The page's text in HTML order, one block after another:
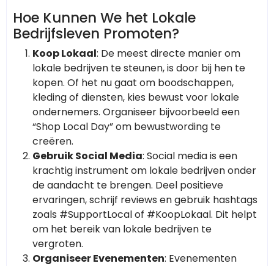
Hoe Kunnen We het Lokale
Bedrijfsleven Promoten?
Koop Lokaal: De meest directe manier om
lokale bedrijven te steunen, is door bij hen te
kopen. Of het nu gaat om boodschappen,
kleding of diensten, kies bewust voor lokale
ondernemers. Organiseer bijvoorbeeld een
“Shop Local Day” om bewustwording te
creëren.
Gebruik Social Media: Social media is een
krachtig instrument om lokale bedrijven onder
de aandacht te brengen. Deel positieve
ervaringen, schrijf reviews en gebruik hashtags
zoals #SupportLocal of #KoopLokaal. Dit helpt
om het bereik van lokale bedrijven te
vergroten.
Organiseer Evenementen: Evenementen